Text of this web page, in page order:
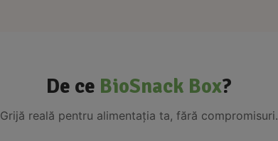
De ce BioSnack Box?
Grijă reală pentru alimentația ta, fără compromisuri.